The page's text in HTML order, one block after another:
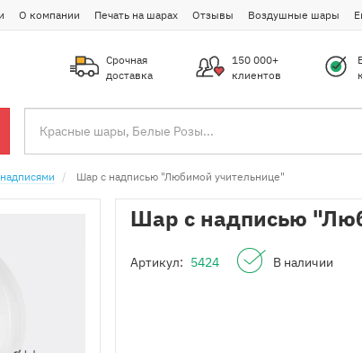
О компании Печать на шарах Отзывы Воздушные шары
Срочная
доставка
150 000+
клиентов
Шар с надписью "Любимой учительнице"
Шар с надписью
Артикул: 5424 В наличии